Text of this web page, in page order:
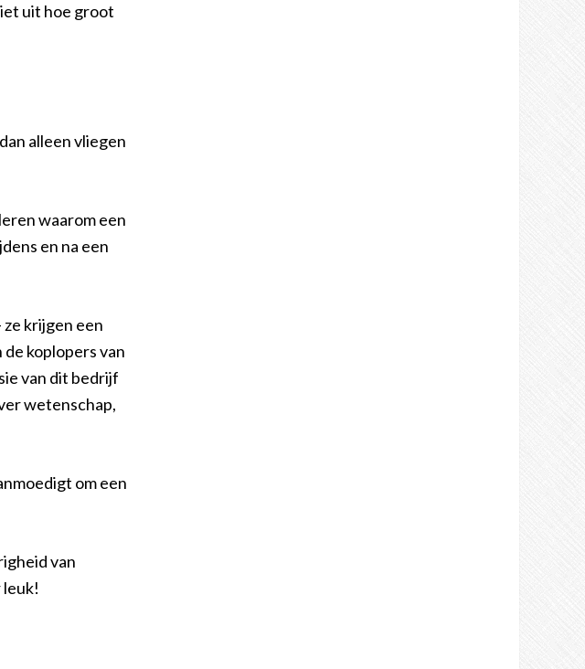
uit hoe groot
alleen vliegen
waarom een
en na een
krijgen een
koplopers van
van dit bedrijf
wetenschap,
om een
van